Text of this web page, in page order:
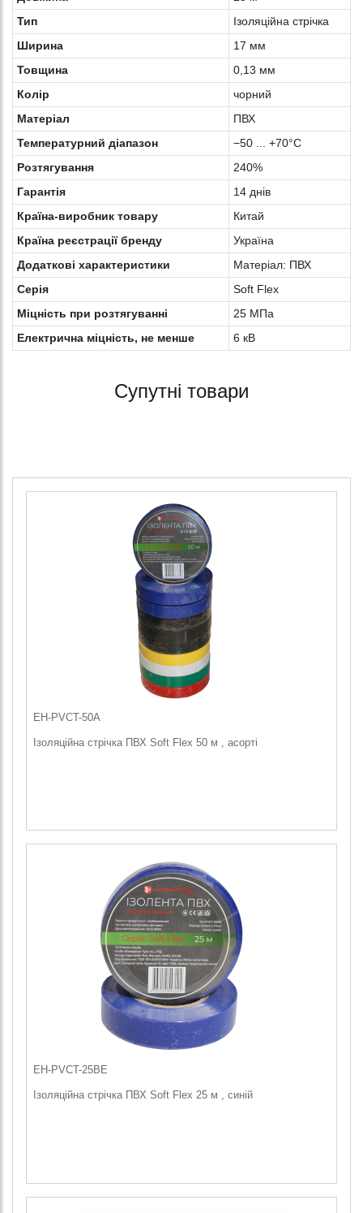
Тип
Ізоляційна стрічка
Ширина
17 мм
Товщина
0,13 мм
Колiр
чорний
Матеріал
ПВХ
Температурний діапазон
−50 ... +70°C
Розтягування
240%
Гарантія
14 днів
Країна-виробник товару
Китай
Країна реєстрації бренду
Україна
Додаткові характеристики
Матеріал: ПВХ
Серія
Soft Flex
Міцність при розтягуванні
25 МПа
Електрична міцність, не менше
6 кВ
Супутні товари
EH-PVCT-50A
Ізоляційна стрічка ПВХ Soft Flex 50 м , асорті
EH-PVCT-25BE
Ізоляційна стрічка ПВХ Soft Flex 25 м , синій